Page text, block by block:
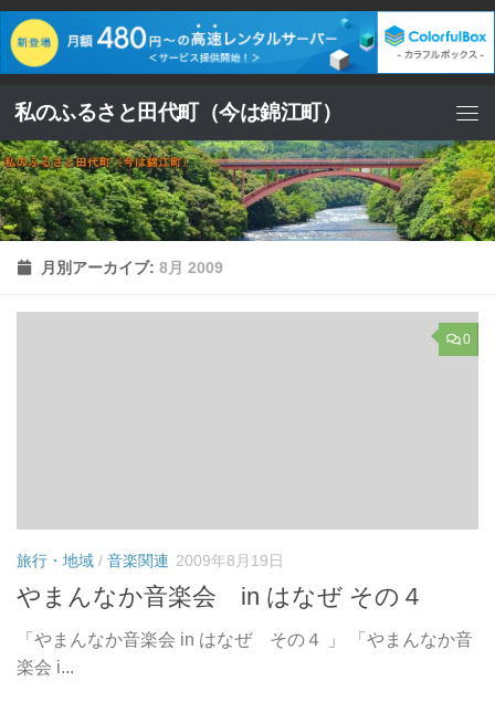
コンテンツへスキップ
私のふるさと田代町（今は錦江町）
月別アーカイブ: 8月 2009
0
旅行・地域 / 音楽関連 2009年8月19日
やまんなか音楽会 in はなぜ その４
「やまんなか音楽会 in はなぜ その４ 」 「やまんなか音
楽会 i...